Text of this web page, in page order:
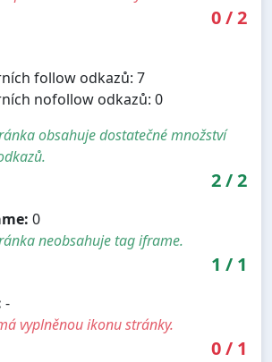
0/2
follow odkazů: 7
nofollow odkazů: 0
obsahuje dostatečné množství
2/2
0
neobsahuje tag iframe.
1 / 1
-
vyplněnou ikonu stránky.
0/ 1